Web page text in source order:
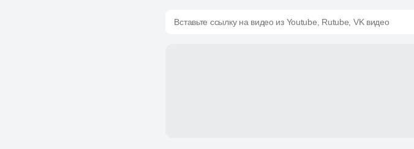
Вставьте ссылку на видео из Youtube, Rutube, VK видео